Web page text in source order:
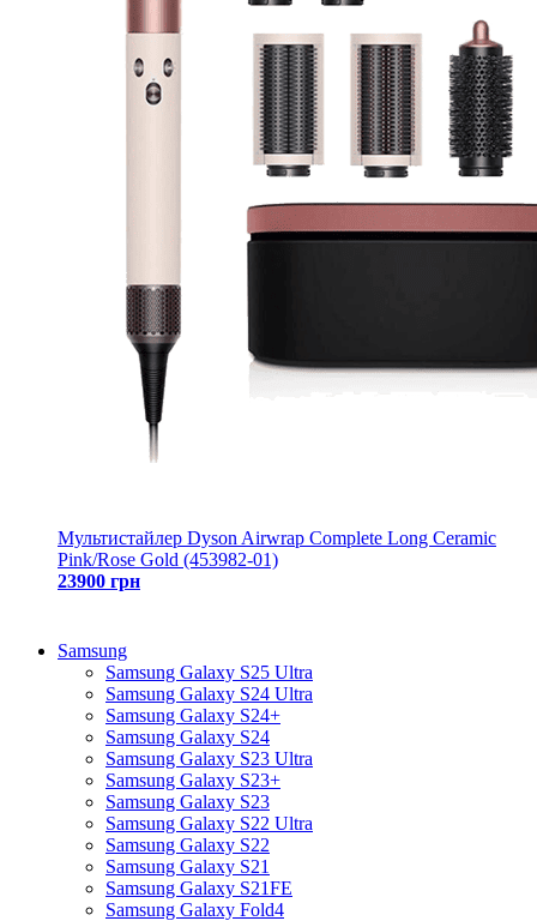
Мультистайлер Dyson Airwrap Complete Long Ceramic
Pink/Rose Gold (453982-01)
23900 грн
Samsung
Samsung Galaxy S25 Ultra
Samsung Galaxy S24 Ultra
Samsung Galaxy S24+
Samsung Galaxy S24
Samsung Galaxy S23 Ultra
Samsung Galaxy S23+
Samsung Galaxy S23
Samsung Galaxy S22 Ultra
Samsung Galaxy S22
Samsung Galaxy S21
Samsung Galaxy S21FE
Samsung Galaxy Fold4